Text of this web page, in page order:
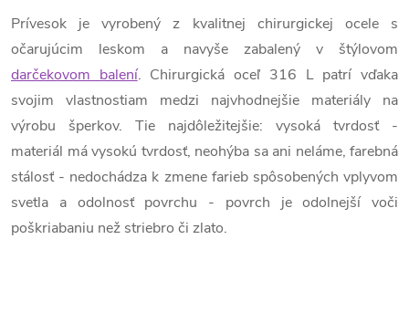
Prívesok je vyrobený z kvalitnej chirurgickej ocele s
očarujúcim leskom a navyše zabalený v štýlovom
darčekovom balení. Chirurgická oceľ 316 L patrí vďaka
svojim vlastnostiam medzi najvhodnejšie materiály na
výrobu šperkov. Tie najdôležitejšie: vysoká tvrdosť -
materiál má vysokú tvrdosť, neohýba sa ani neláme, farebná
stálosť - nedochádza k zmene farieb spôsobených vplyvom
svetla a odolnosť povrchu - povrch je odolnejší voči
poškriabaniu než striebro či zlato.